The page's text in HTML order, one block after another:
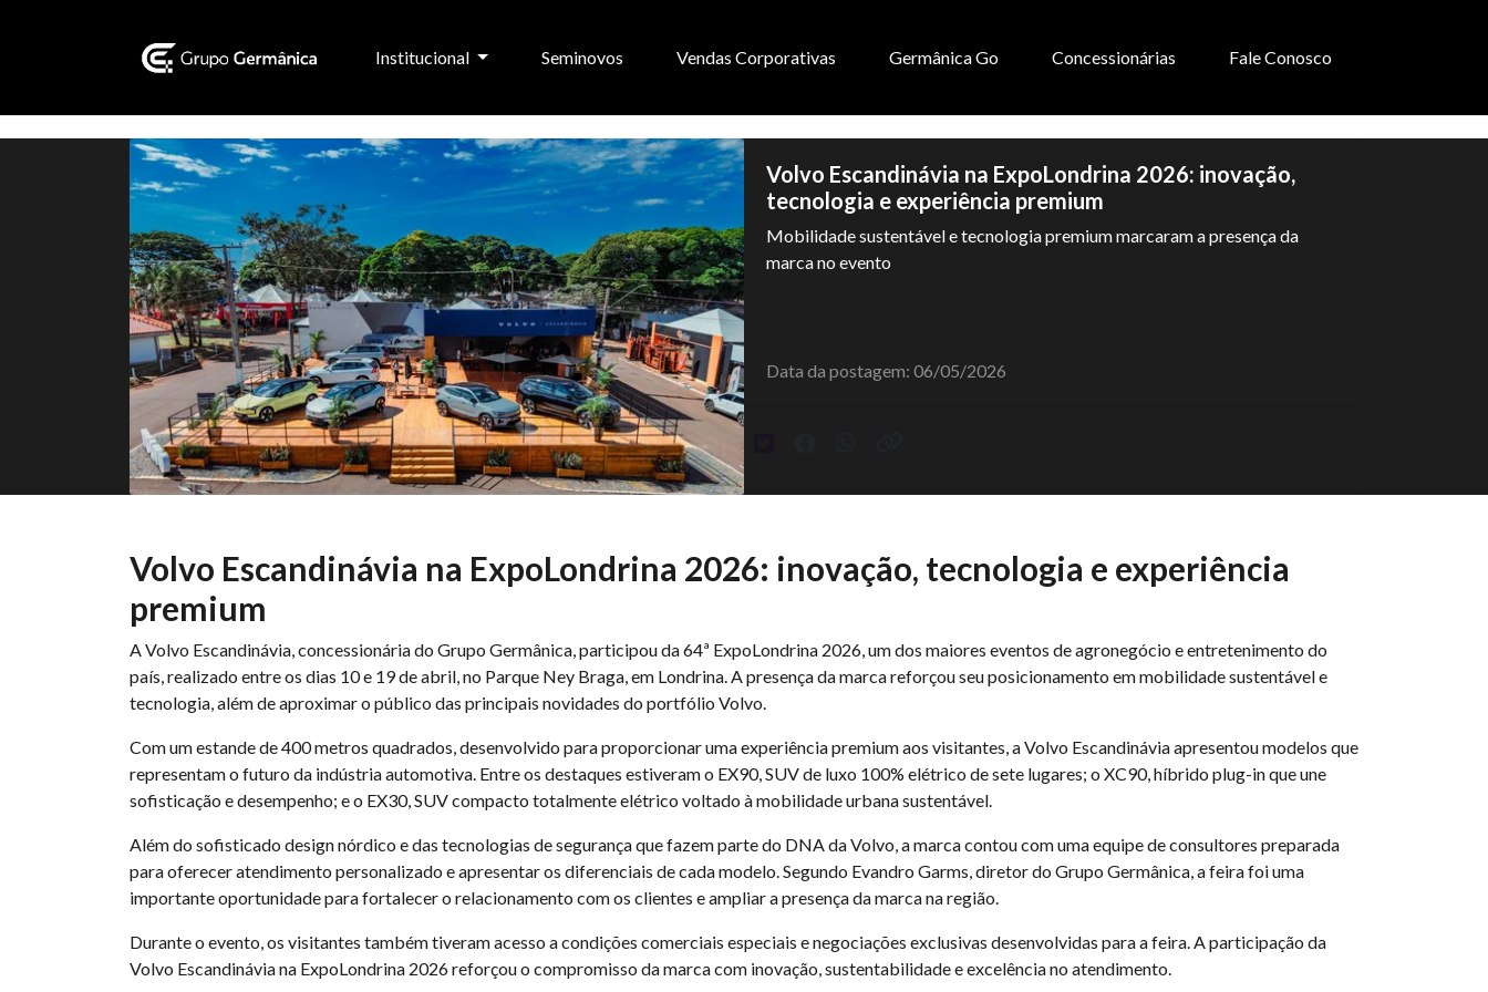
Institucional Seminovos Vendas Corporativas Germânica Go Concessionárias Fale Conosco
Volvo Escandinávia na ExpoLondrina 2026: inovação,
tecnologia e experiência premium
Mobilidade sustentável e tecnologia premium marcaram a presença da
marca no evento
Data da postagem: 06/05/2026
Volvo Escandinávia na ExpoLondrina 2026: inovação, tecnologia e experiência
premium
A Volvo Escandinávia, concessionária do Grupo Germânica, participou da 64ª ExpoLondrina 2026, um dos maiores eventos de agronegócio e entretenimento do
país, realizado entre os dias 10 e 19 de abril, no Parque Ney Braga, em Londrina. A presença da marca reforçou seu posicionamento em mobilidade sustentável e
tecnologia, além de aproximar o público das principais novidades do portfólio Volvo.
Com um estande de 400 metros quadrados, desenvolvido para proporcionar uma experiência premium aos visitantes, a Volvo Escandinávia apresentou modelos que
representam o futuro da indústria automotiva. Entre os destaques estiveram o EX90, SUV de luxo 100% elétrico de sete lugares; o XC90, híbrido plug-in que une
sofisticação e desempenho; e o EX30, SUV compacto totalmente elétrico voltado à mobilidade urbana sustentável.
Além do sofisticado design nórdico e das tecnologias de segurança que fazem parte do DNA da Volvo, a marca contou com uma equipe de consultores preparada
para oferecer atendimento personalizado e apresentar os diferenciais de cada modelo. Segundo Evandro Garms, diretor do Grupo Germânica, a feira foi uma
importante oportunidade para fortalecer o relacionamento com os clientes e ampliar a presença da marca na região.
Durante o evento, os visitantes também tiveram acesso a condições comerciais especiais e negociações exclusivas desenvolvidas para a feira. A participação da
Volvo Escandinávia na ExpoLondrina 2026 reforçou o compromisso da marca com inovação, sustentabilidade e excelência no atendimento.